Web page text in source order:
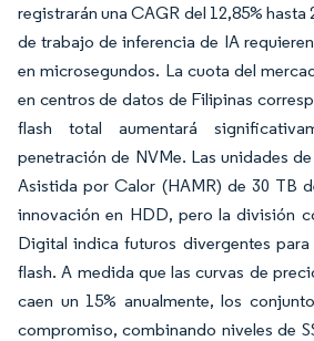
registrarán una CAGR del 12,85% hasta
de trabajo de inferencia de IA
en microsegundos. La cuota del
en centros de datos de Filipinas
flash total aumentará
penetración de NVMe. Las unidades
Asistida por Calor (HAMR) de 30 TB
innovación en HDD, pero la división
Digital indica futuros divergentes
flash. A medida que las curvas de
caen un 15% anualmente, los
compromiso, combinando niveles de